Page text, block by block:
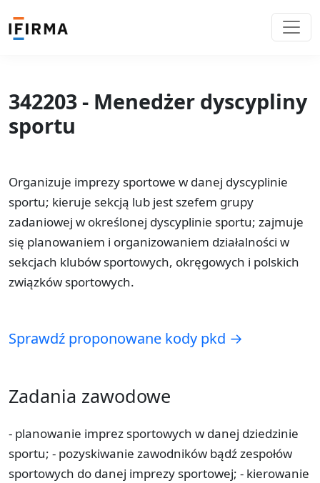
342203 - Menedżer dyscypliny
sportu
Organizuje imprezy sportowe w danej dyscyplinie
sportu; kieruje sekcją lub jest szefem grupy
zadaniowej w określonej dyscyplinie sportu; zajmuje
się planowaniem i organizowaniem działalności w
sekcjach klubów sportowych, okręgowych i polskich
związków sportowych.
Sprawdź proponowane kody pkd →
Zadania zawodowe
- planowanie imprez sportowych w danej dziedzinie
sportu; - pozyskiwanie zawodników bądź zespołów
sportowych do danej imprezy sportowej; - kierowanie